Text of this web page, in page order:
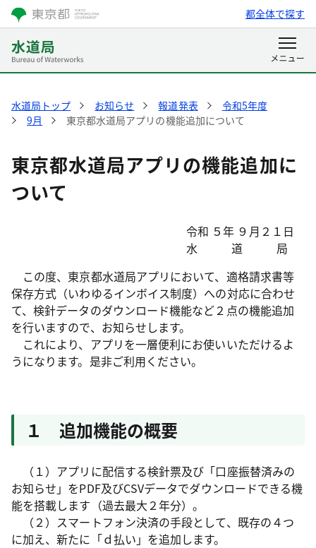
都全体で探す
水道局トップ お知らせ 報道発表
令和5年度
9月
東京都水道局アプリの機能追加について
東京都水道局アプリの機能追加に
ついて
令和 ５年 ９月２１日
水道
この度、東京都水道局アプリにおいて、適格請求書等
保存方式（いわゆるインボイス制度）への対応に合わせ
て、検針データのダウンロード機能など２点の機能追加
を行いますので、お知らせします。
これにより、アプリを一層便利にお使いいただけるよ
うになります。是非ご利用ください。
１ 追加機能の概要
（１）アプリに配信する検針票及び「口座振替済みの
お知らせ」をPDF及びCSVデータでダウンロードできる機
能を搭載します（過去最大２年分）。
（２）スマートフォン決済の手段として、既存の４つ
に加え、新たに「ｄ払い」を追加します。